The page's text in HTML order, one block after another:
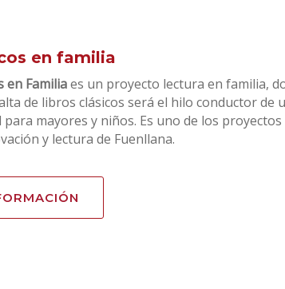
en familia
en Familiaes un proyecto lectura en familia,
de libros clásicos será el hilo conductor de
mayores y niños. Es uno de los
y lectura de Fuenllana.